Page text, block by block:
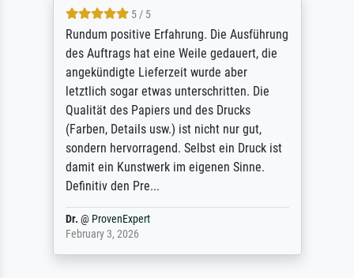
5 / 5
Rundum positive Erfahrung. Die Ausführung
des Auftrags hat eine Weile gedauert, die
angekündigte Lieferzeit wurde aber
letztlich sogar etwas unterschritten. Die
Qualität des Papiers und des Drucks
(Farben, Details usw.) ist nicht nur gut,
sondern hervorragend. Selbst ein Druck ist
damit ein Kunstwerk im eigenen Sinne.
Definitiv den Pre...
Dr. @ ProvenExpert
February 3, 2026